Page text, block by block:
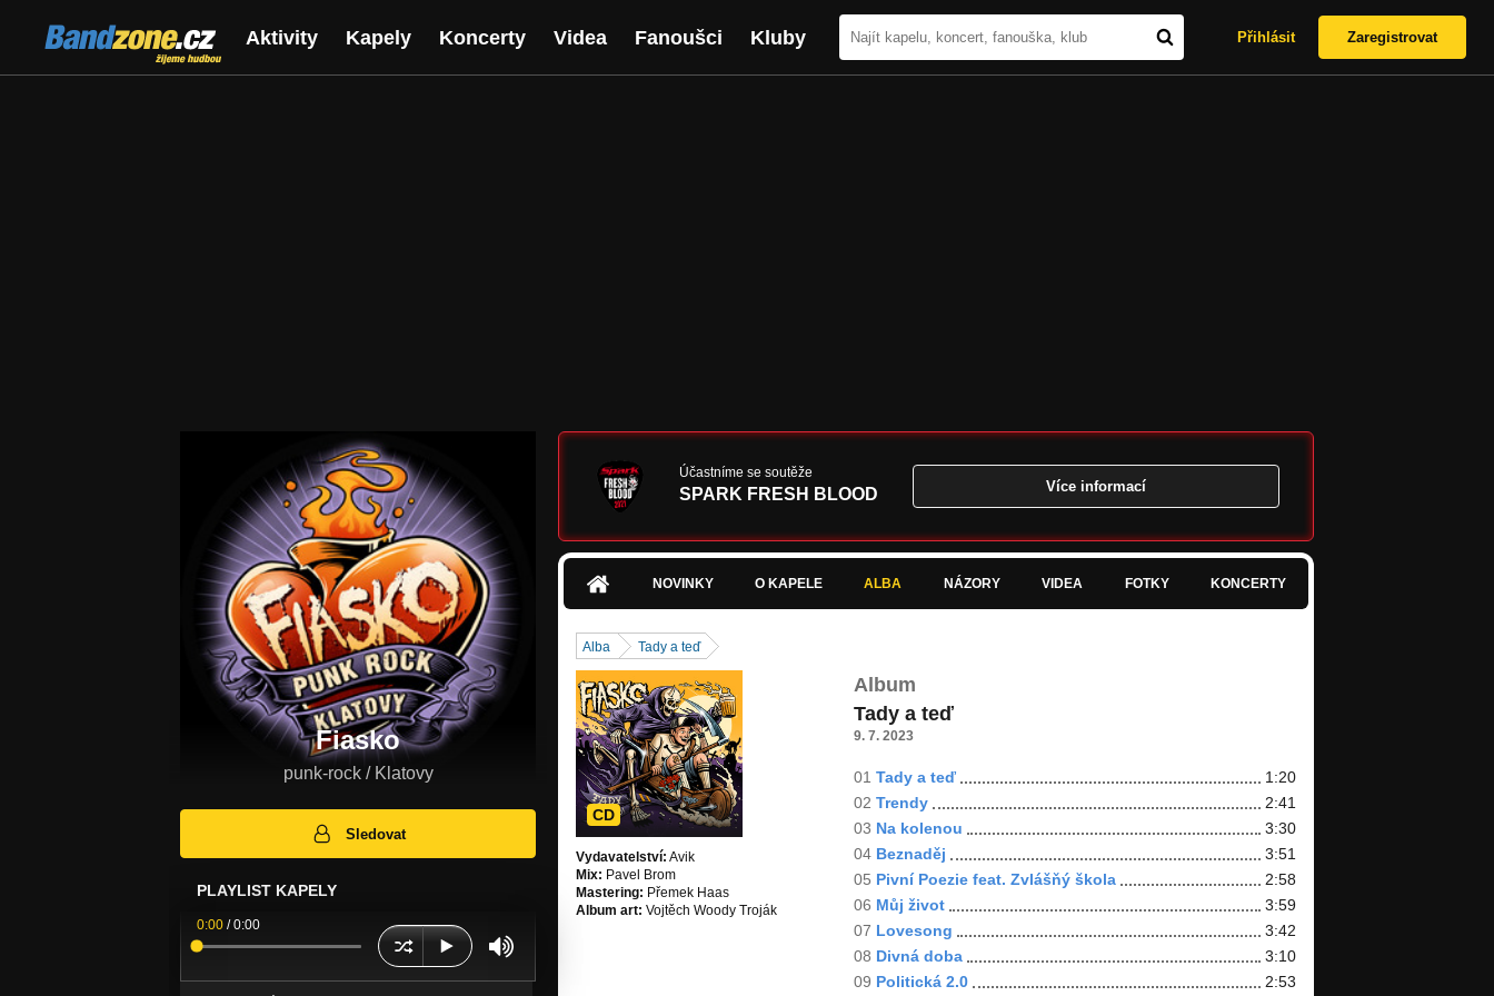
Bandzone.cz
žijeme hudbou
Aktivity Kapely Koncerty Videa Fanoušci Kluby Přihlásit Zaregistrovat
Fiasko
punk-rock / Klatovy
Sledovat
PLAYLIST KAPELY
0:00 /0:00
Účastníme se soutěže
SPARK FRESH BLOOD Více informací
NOVINKY O KAPELE ALBA NÁZORY VIDEA FOTKY KONCERTY
Alba Tady a teď
CD
Vydavatelství: Avik
Mix: Pavel Brom
Mastering: Přemek Haas
Album art: Vojtěch Woody Troják
Album
Tady a teď
9. 7. 2023
01 Tady a teď
1:20
02 Trendy
2:41
03 Na kolenou
3:30
04 Beznaděj
3:51
05 Pivní Poezie feat. Zvlášňý škola
2:58
06 Můj život
3:59
07 Lovesong
3:42
08 Divná doba
3:10
09 Politická 2.0 2:53